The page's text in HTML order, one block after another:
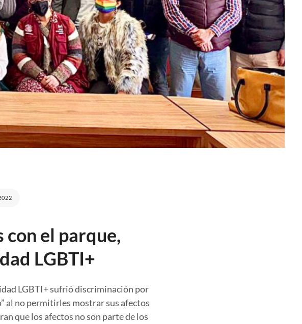
con el parque,
LGBTI+
LGBTI+ sufrió discriminación por
al no permitirles mostrar sus afectos
que los afectos no son parte de los